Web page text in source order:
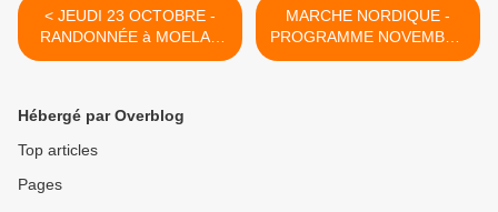
< JEUDI 23 OCTOBRE -
RANDONNÉE à MOELAN
SUR MER
MARCHE NORDIQUE -
PROGRAMME NOVEMBRE
>
Hébergé par Overblog
Top articles
Pages